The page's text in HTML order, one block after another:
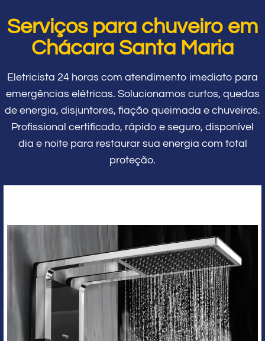
Serviços para chuveiro em
Chácara Santa Maria
Eletricista 24 horas com atendimento imediato para
emergências elétricas. Solucionamos curtos, quedas
de energia, disjuntores, fiação queimada e chuveiros.
Profissional certificado, rápido e seguro, disponível
dia e noite para restaurar sua energia com total
proteção.